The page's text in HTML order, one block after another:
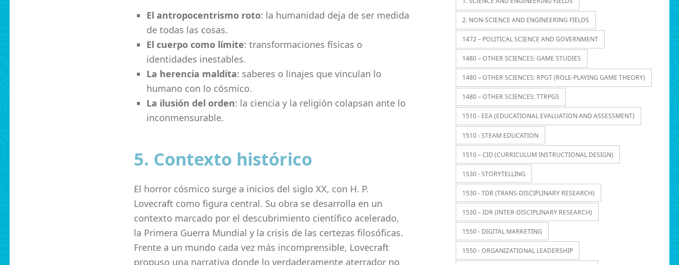
El antropocentrismo roto: la humanidad deja de ser medida
de todas las cosas.
El cuerpo como límite: transformaciones físicas o
identidades inestables.
La herencia maldita: saberes o linajes que vinculan lo
humano con lo cósmico.
La ilusión del orden: la ciencia y la religión colapsan ante lo
inconmensurable.
5. Contexto histórico
El horror cósmico surge a inicios del siglo XX, con H. P.
Lovecraft como figura central. Su obra se desarrolla en un
contexto marcado por el descubrimiento científico acelerado,
la Primera Guerra Mundial y la crisis de las certezas filosóficas.
Frente a un mundo cada vez más incomprensible, Lovecraft
propuso una narrativa donde lo verdaderamente aterrador no
2. NON-SCIENCE AND ENGINEERING FIELDS
1472 – POLITICAL SCIENCE AND GOVERNMENT
1480 – OTHER SCIENCES: GAME STUDIES
1480 – OTHER SCIENCES: RPGT (ROLE-PLAYING GAME THEORY)
1480 – OTHER SCIENCES: TTRPGS
1510 - EEA (EDUCATIONAL EVALUATION AND ASSESSMENT)
1510 - STEAM EDUCATION
1510 – CID (CURRICULUM INSTRUCTIONAL DESIGN)
1530 - STORYTELLING
1530 - TDR (TRANS-DISCIPLINARY RESEARCH)
1530 – IDR (INTER-DISCIPLINARY RESEARCH)
1550 - DIGITAL MARKETING
1550 - ORGANIZATIONAL LEADERSHIP